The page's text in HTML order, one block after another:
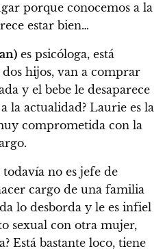
porque conocemos a la
estar bien…
es psicóloga, está
hijos, van a comprar
y el bebe le desaparece
la actualidad? Laurie es la
comprometida con la
todavía no es jefe de
cargo de una familia
lo desborda y le es infiel
sexual con otra mujer,
Está bastante loco, tiene